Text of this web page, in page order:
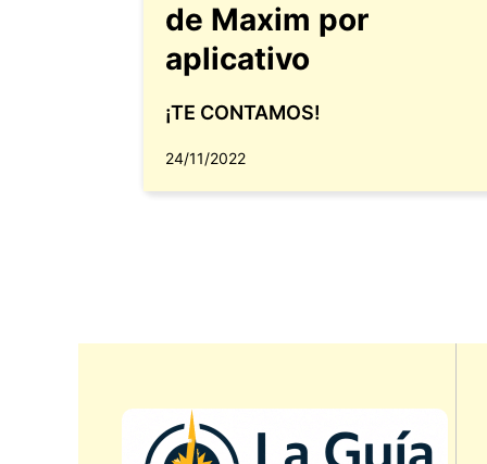
de Maxim por
aplicativo
¡TE CONTAMOS!
24/11/2022